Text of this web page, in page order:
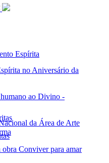
Espírita
no Aniversário da
ao Divino -
da Área de Arte
obra Conviver para amar